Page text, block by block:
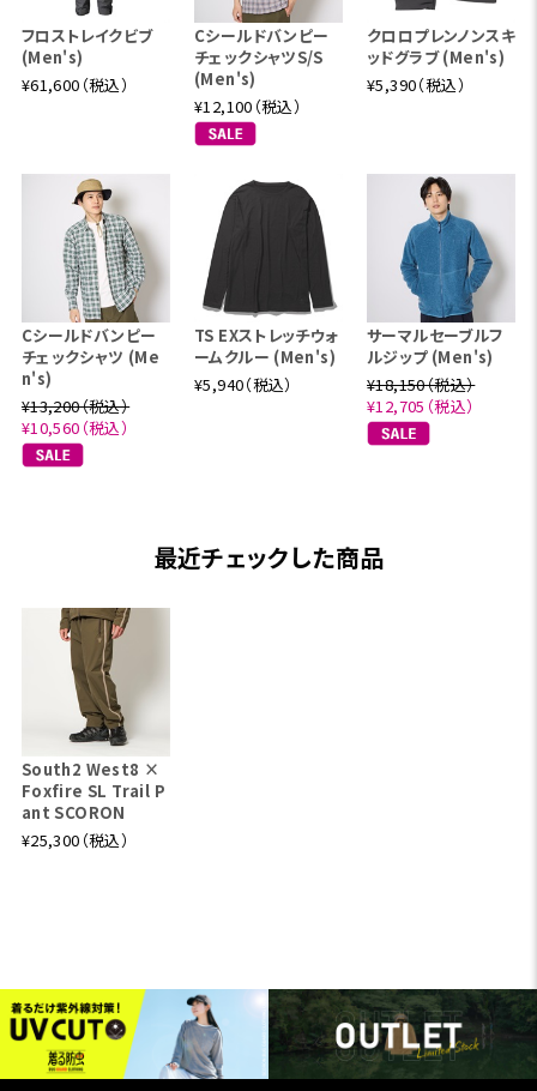
フロストレイクビブ
(Men's)
¥61,600（税込）
Cシールドバンピー
チェックシャツS/S
(Men's)
¥12,100（税込）
クロロプレンノンスキ
ッドグラブ (Men's)
¥5,390（税込）
Cシールドバンピー
チェックシャツ (Me
n's)
¥13,200（税込）
¥10,560（税込）
TS EXストレッチウォ
ームクルー (Men's)
¥5,940（税込）
サーマルセーブルフ
ルジップ (Men's)
¥18,150（税込）
¥12,705（税込）
最近チェックした商品
South2 West8 ×
Foxfire SL Trail P
ant SCORON
¥25,300（税込）